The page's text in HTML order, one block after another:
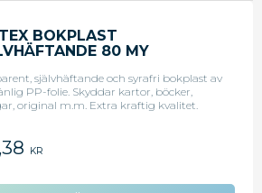
BOKPLAST
80 MY
självhäftande och syrafri bokplast av
PP-folie. Skyddar kartor, böcker,
original m.m. Extra kraftig kvalitet.
häftförmåga.
KR